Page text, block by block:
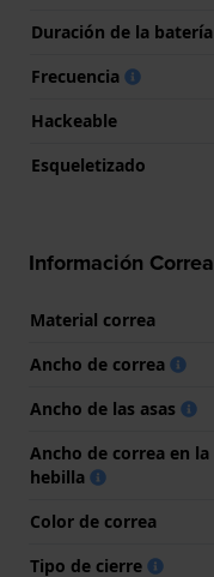
Duración de la batería
Frecuencia
Hackeable
Esqueletizado
Información Correa
Material correa
Ancho de correa
Ancho de las asas
Ancho de correa en la
hebilla
Color de correa
Tipo de cierre